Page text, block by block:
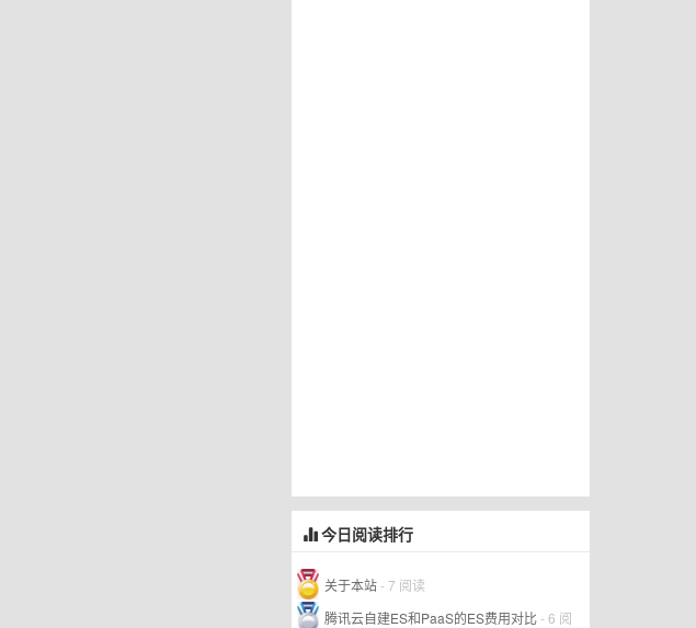
今日阅读排行
关于本站- 7 阅读
腾讯云自建ES和PaaS的ES费用对比- 6 阅